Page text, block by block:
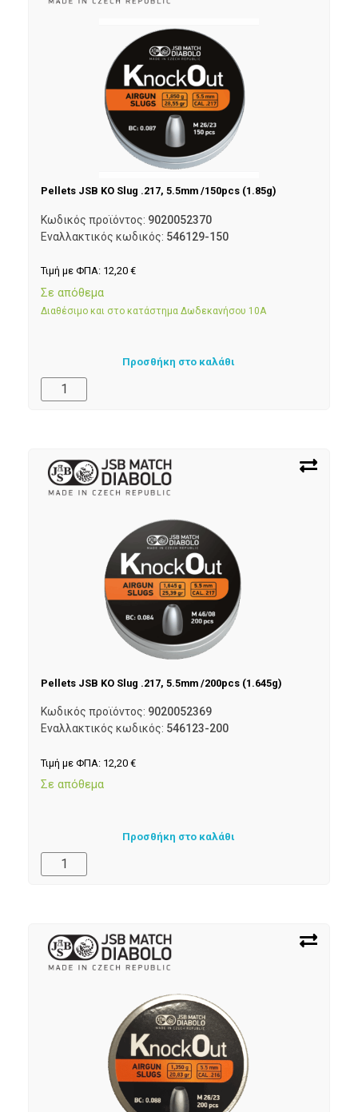
Pellets JSB KO Slug .217, 5.5mm /150pcs (1.85g)
Κωδικός προϊόντος: 9020052370
Εναλλακτικός κωδικός: 546129-150
Τιμή με ΦΠΑ: 12,20 €
Σε απόθεμα
Διαθέσιμο και στο κατάστημα Δωδεκανήσου 10Α
Προσθήκη στο καλάθι
Pellets JSB KO Slug .217, 5.5mm /200pcs (1.645g)
Κωδικός προϊόντος: 9020052369
Εναλλακτικός κωδικός: 546123-200
Τιμή με ΦΠΑ: 12,20 €
Σε απόθεμα
Προσθήκη στο καλάθι